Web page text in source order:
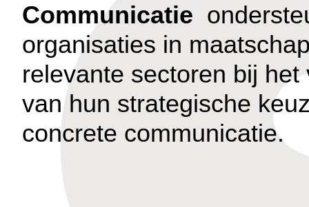
Communicatie
organisaties in
relevante sectoren bij het
van hun strategische
concrete communicatie.